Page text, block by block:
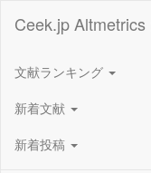
Ceek.jp
文献ランキング
新着文献
新着投稿